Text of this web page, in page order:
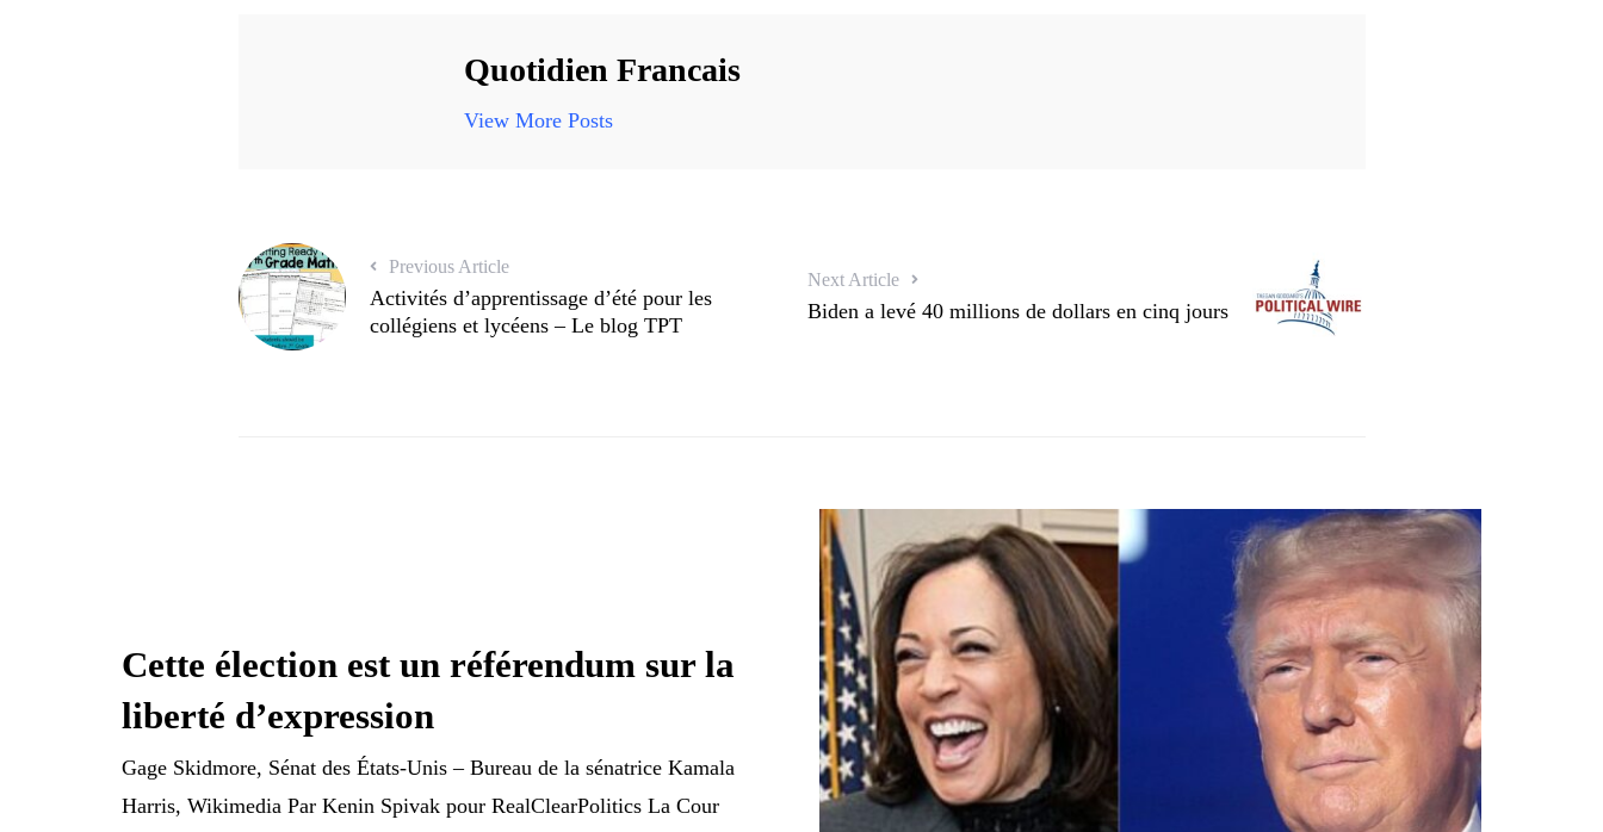
Quotidien Francais
View More Posts
Previous Article
Activités d’apprentissage d’été pour les
collégiens et lycéens – Le blog TPT
Next Article
Biden a levé 40 millions de dollars en cinq jours
Cette élection est un référendum sur la
liberté d’expression
Gage Skidmore, Sénat des États-Unis – Bureau de la sénatrice Kamala
Harris, Wikimedia Par Kenin Spivak pour RealClearPolitics La Cour